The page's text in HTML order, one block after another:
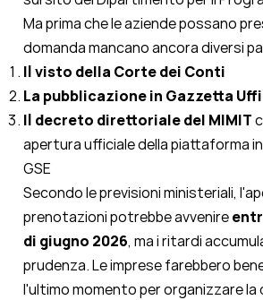
Ma prima che le aziende possano
domanda mancano ancora diversi
Il visto della Corte dei Conti
La pubblicazione in Gazzetta
Il decreto direttoriale del MIMIT
apertura ufficiale della piattaforma
GSE
Secondo le previsioni ministeriali,
prenotazioni potrebbe avvenire
di giugno 2026, ma i ritardi
prudenza. Le imprese farebbero
l'ultimo momento per organizzare